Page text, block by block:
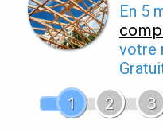
En 5
votre
1
2 3